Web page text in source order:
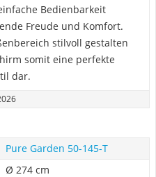
Bedienbarkeit
Freude und Komfort.
stilvoll gestalten
somit eine perfekte
dar.
Pure Garden ‎50-145-T
Ø 274 cm